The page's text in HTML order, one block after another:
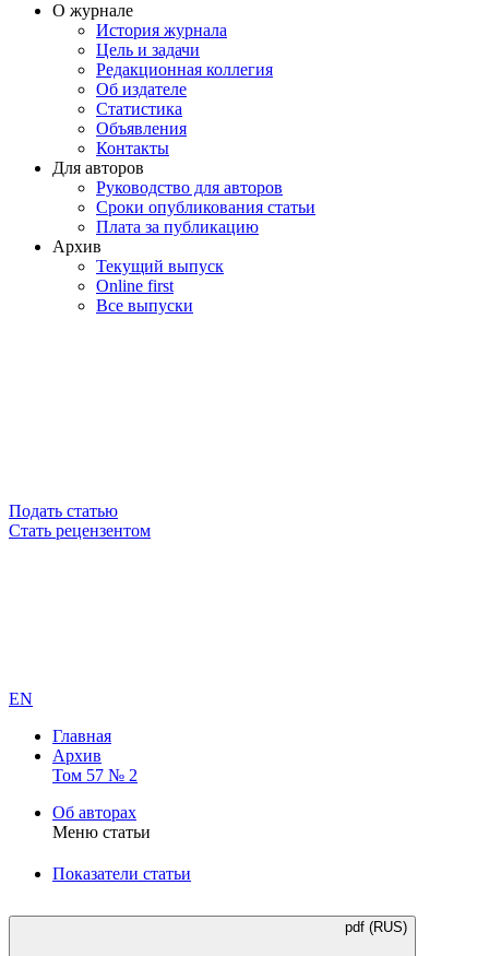
О журнале
История журнала
Цель и задачи
Редакционная коллегия
Об издателе
Статистика
Объявления
Контакты
Для авторов
Руководство для авторов
Сроки опубликования статьи
Плата за публикацию
Архив
Текущий выпуск
Online first
Все выпуски
Подать статью
Стать рецензентом
EN
Главная
Архив
Том 57 № 2
Об авторах
Меню статьи
Показатели статьи
pdf (RUS)